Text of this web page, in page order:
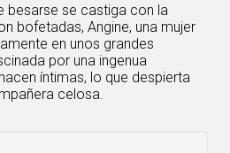
besarse se castiga con la
bofetadas, Angine, una mujer
en unos grandes
por una ingenua
íntimas, lo que despierta
celosa.